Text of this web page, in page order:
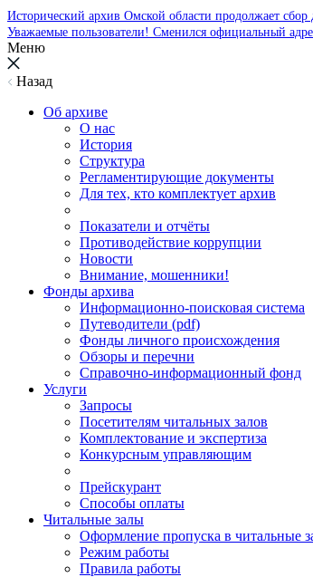
Исторический архив Омской области продолжает
Уважаемые пользователи! Сменился официальный
Меню
Назад
Об архиве
О нас
История
Структура
Регламентирующие документы
Для тех, кто комплектует архив
Показатели и отчёты
Противодействие коррупции
Новости
Внимание, мошенники!
Фонды архива
Информационно-поисковая система
Путеводители (pdf)
Фонды личного происхождения
Обзоры и перечни
Справочно-информационный фонд
Услуги
Запросы
Посетителям читальных залов
Комплектование и экспертиза
Конкурсным управляющим
Прейскурант
Способы оплаты
Читальные залы
Оформление пропуска в читальные
Режим работы
Правила работы